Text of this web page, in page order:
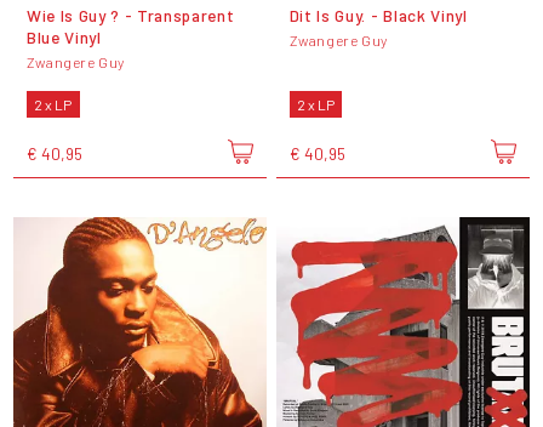
Wie Is Guy ? - Transparent
Blue Vinyl
Zwangere Guy
2 x LP
€ 40,95
Dit Is Guy. - Black Vinyl
Zwangere Guy
2 x LP
€ 40,95